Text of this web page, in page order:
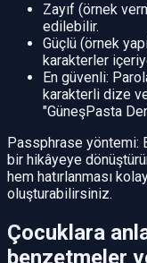
Zayıf (örnek
edilebilir.
Güçlü (örnek
karakterler
En güvenli:
karakterli dize
"GüneşPasta
Passphrase yöntemi:
bir hikâyeye
hem hatırlanması
oluşturabilirsiniz.
Çocuklara
benzetmeler